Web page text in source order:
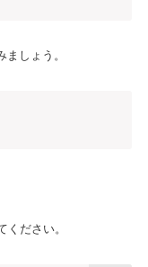
しょう。
ださい。